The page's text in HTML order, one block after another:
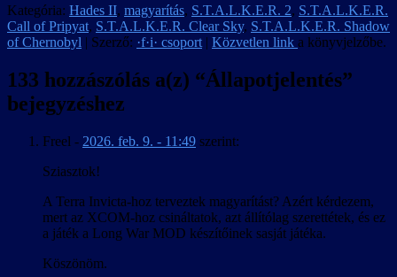
Kategória: Hades II, magyarítás, S.T.A.L.K.E.R. 2, S.T.A.L.K.E.R.
Call of Pripyat, S.T.A.L.K.E.R. Clear Sky, S.T.A.L.K.E.R. Shadow
of Chernobyl | Szerző: ·f·i· csoport | Közvetlen link a könyvjelzőbe.
133 hozzászólás a(z) “Állapotjelentés”
bejegyzéshez
Freel - 2026. feb. 9. - 11:49 szerint:
Sziasztok!
A Terra Invicta-hoz terveztek magyarítást? Azért kérdezem,
mert az XCOM-hoz csináltatok, azt állítólag szerettétek, és ez
a játék a Long War MOD készítőinek sasját játéka.
Köszönöm.